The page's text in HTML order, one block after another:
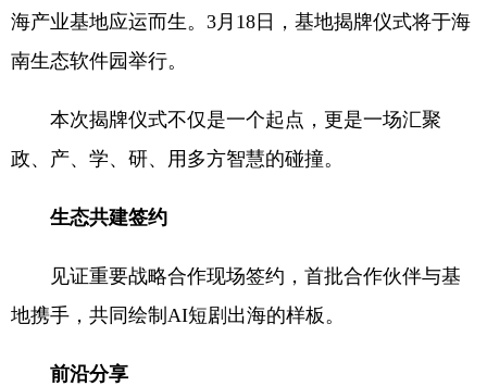
海产业基地应运而生。3月18日，基地揭牌仪式将于海
南生态软件园举行。
本次揭牌仪式不仅是一个起点，更是一场汇聚
政、产、学、研、用多方智慧的碰撞。
生态共建签约
见证重要战略合作现场签约，首批合作伙伴与基
地携手，共同绘制AI短剧出海的样板。
前沿分享